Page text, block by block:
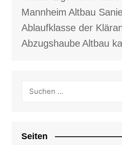
Mannheim Altbau
Ablaufklasse der
AbzugshaubeAltbau
Seiten